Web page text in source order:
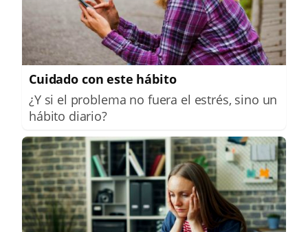
Cuidado con este hábito
¿Y si el problema no fuera el estrés, sino un
hábito diario?